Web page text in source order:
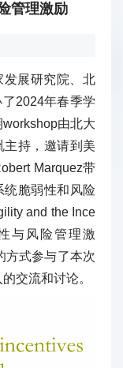
管理激励
发展研究院、北
2024年春季学
由北大
主持，邀请到美
Marquez带
脆弱性和风险
and the Ince
与风险管理激
方式参与了本次
交流和讨论。